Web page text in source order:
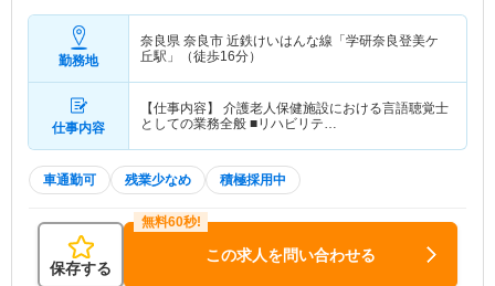
勤務地
奈良県 奈良市 近鉄けいはんな線「学研奈良登美ケ
丘駅」（徒歩16分）
仕事内容
【仕事内容】 介護老人保健施設における言語聴覚士
としての業務全般 ■リハビリテ…
車通勤可 残業少なめ 積極採用中
保存する
この求人を問い合わせる